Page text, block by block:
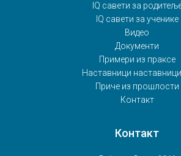
IQ савети за
IQ савети за ученике
Видео
Документи
Примери из праксе
Наставници
Приче из прошлости
Контакт
Контакт